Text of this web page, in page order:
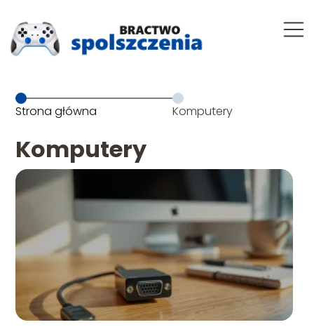
Strona główna Komputery
Komputery